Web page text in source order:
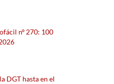
nº 270: 100
DGT hasta en el